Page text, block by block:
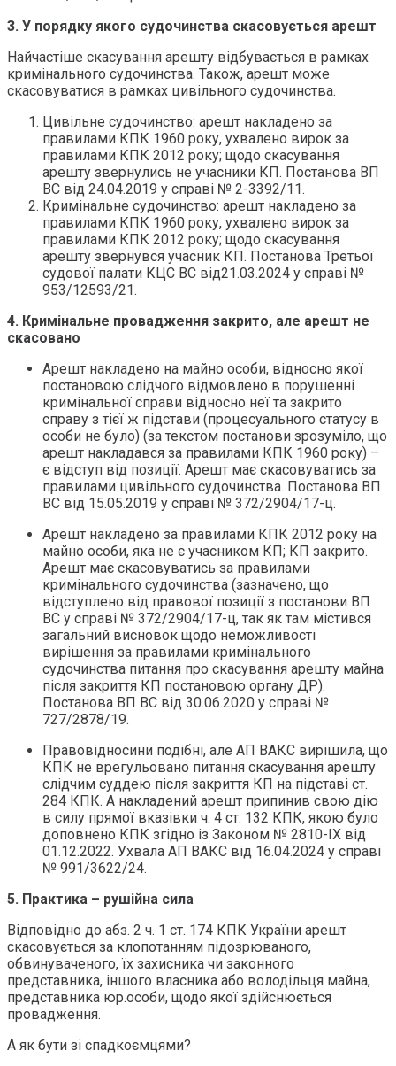
3. У порядку якого судочинства скасовується арешт
Найчастіше скасування арешту відбувається в рамках
кримінального судочинства. Також, арешт може
скасовуватися в рамках цивільного судочинства.
Цивільне судочинство: арешт накладено за
правилами КПК 1960 року, ухвалено вирок за
правилами КПК 2012 року; щодо скасування
арешту звернулись не учасники КП. Постанова ВП
ВС від 24.04.2019 у справі № 2-3392/11.
Кримінальне судочинство: арешт накладено за
правилами КПК 1960 року, ухвалено вирок за
правилами КПК 2012 року; щодо скасування
арешту звернувся учасник КП. Постанова Третьої
судової палати КЦС ВС від21.03.2024 у справі №
953/12593/21.
4. Кримінальне провадження закрито, але арешт не
скасовано
Арешт накладено на майно особи, відносно якої
постановою слідчого відмовлено в порушенні
кримінальної справи відносно неї та закрито
справу з тієї ж підстави (процесуального статусу в
особи не було) (за текстом постанови зрозуміло, що
арешт накладався за правилами КПК 1960 року) –
є відступ від позиції. Арешт має скасовуватись за
правилами цивільного судочинства. Постанова ВП
ВС від 15.05.2019 у справі № 372/2904/17-ц.
Арешт накладено за правилами КПК 2012 року на
майно особи, яка не є учасником КП; КП закрито.
Арешт має скасовуватись за правилами
кримінального судочинства (зазначено, що
відступлено від правової позиції з постанови ВП
ВС у справі № 372/2904/17-ц, так як там містився
загальний висновок щодо неможливості
вирішення за правилами кримінального
судочинства питання про скасування арешту майна
після закриття КП постановою органу ДР).
Постанова ВП ВС від 30.06.2020 у справі №
727/2878/19.
Правовідносини подібні, але АП ВАКС вирішила, що
КПК не врегульовано питання скасування арешту
слідчим суддею після закриття КП на підставі ст.
284 КПК. А накладений арешт припинив свою дію
в силу прямої вказівки ч. 4 ст. 132 КПК, якою було
доповнено КПК згідно із Законом № 2810-ІХ від
01.12.2022. Ухвала АП ВАКС від 16.04.2024 у справі
№ 991/3622/24.
5. Практика – рушійна сила
Відповідно до абз. 2 ч. 1 ст. 174 КПК України арешт
скасовується за клопотанням підозрюваного,
обвинуваченого, їх захисника чи законного
представника, іншого власника або володільця майна,
представника юр.особи, щодо якої здійснюється
провадження.
А як бути зі спадкоємцями?